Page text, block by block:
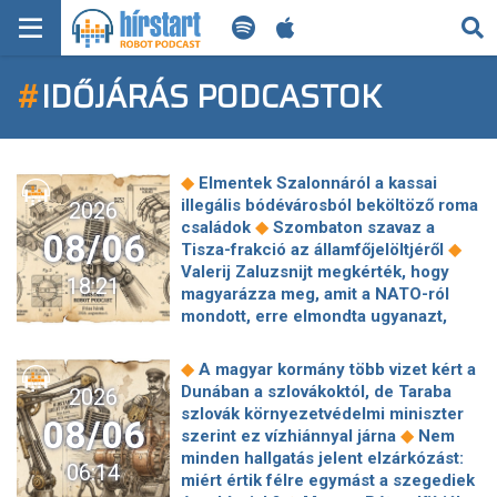
KERESÉS
KEZDŐLAP
FRISS HÍREK
TECH HÍREK
FILM-ZENE-SZÓRAKOZÁS
PLAYLIST
MI AZ A ROBOT PODCAST?
#IDŐJÁRÁS PODCASTOK
2026
08/06
18:21
◆ Elmentek Szalonnáról a kassai
illegális bódévárosból beköltöző roma
családok ◆ Szombaton szavaz a
Tisza-frakció az államfőjelöltjéről ◆
Valerij Zaluzsnijt megkérték, hogy
magyarázza meg, amit a NATO-ról
mondott, erre elmondta ugyanazt,
kötött szerződéseket a HM cége a
Lounge Eventtel, a miniszter
feljelentést tett
◆Orbán Anita
megkérte a szlovák kormányt, hogy
segítse a magyar vízellátást ◆ Forró
augusztus: gátja lehet az uniós
2026
08/06
06:14
◆ A magyar kormány több vizet kért a
Dunában a szlovákoktól, de Taraba
szlovák környezetvédelmi miniszter
szerint ez vízhiánnyal járna ◆ Nem
minden hallgatás jelent elzárkózást:
miért értik félre egymást a szegediek